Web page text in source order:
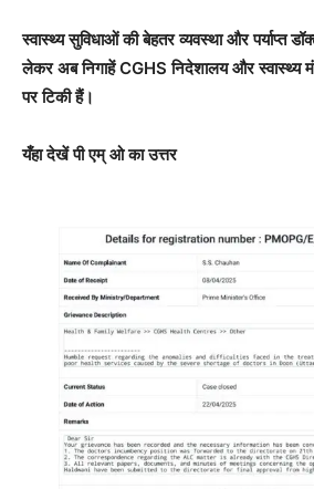
स्वास्थ्य सुविधाओं की बेहतर व्यवस्था और पर्याप्त
लेकर अब निगाहें CGHS निदेशालय और स्वास्थ्य
पर टिकी हैं।
यँहा देखें पी एम् ओ का उत्तर